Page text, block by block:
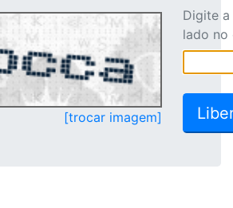
[trocar imagem]
Digite
lado no